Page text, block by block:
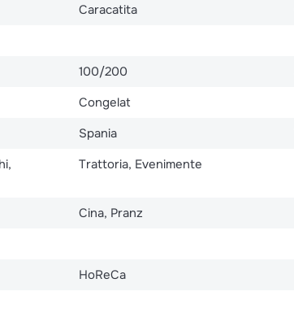
Caracatita
100/200
Congelat
Spania
Trattoria, Evenimente
Cina, Pranz
HoReCa